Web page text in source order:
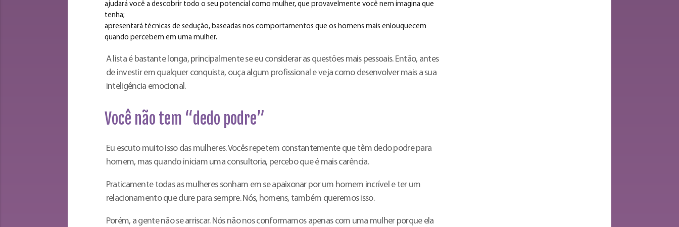
ajudará você a descobrir todo o seu potencial como mulher, que provavelmente você nem imagina que
tenha;
apresentará técnicas de sedução, baseadas nos comportamentos que os homens mais enlouquecem
quando percebem em uma mulher.
A lista é bastante longa, principalmente se eu considerar as questões mais pessoais. Então, antes
de investir em qualquer conquista, ouça algum profissional e veja como desenvolver mais a sua
inteligência emocional.
Você não tem “dedo podre”
Eu escuto muito isso das mulheres. Vocês repetem constantemente que têm dedo podre para
homem, mas quando iniciam uma consultoria, percebo que é mais carência.
Praticamente todas as mulheres sonham em se apaixonar por um homem incrível e ter um
relacionamento que dure para sempre. Nós, homens, também queremos isso.
Porém, a gente não se arriscar. Nós não nos conformamos apenas com uma mulher porque ela